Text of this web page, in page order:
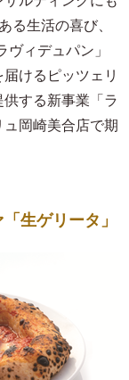
る生活の喜び、
ィデュパン」
けるピッツェリ
する新事業「ラ
岡崎美合店で期
生ゲリータ」